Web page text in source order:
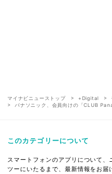
マイナビニューストップ +Digital
パナソニック、会員向けの「CLUB
このカテゴリーについて
スマートフォンのアプリについて
ツーにいたるまで、最新情報をお